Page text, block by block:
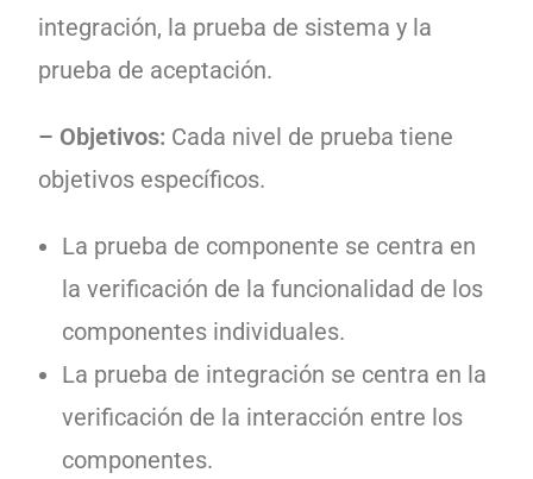
integración, la prueba de sistema y la
prueba de aceptación.
– Objetivos: Cada nivel de prueba tiene
objetivos específicos.
La prueba de componente se centra en
la verificación de la funcionalidad de los
componentes individuales.
La prueba de integración se centra en la
verificación de la interacción entre los
componentes.